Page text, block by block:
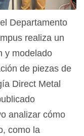
Departamento
realiza un
y modelado
de piezas de
Direct Metal
analizar cómo
como la